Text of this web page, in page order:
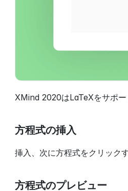
XMind 2020はLaTeXをサポー
方程式の挿入
挿入、次に方程式をクリック
方程式のプレビュー